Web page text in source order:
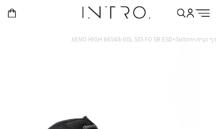
דף הבית>Sixton>
XENO HIGH 66548-00L S3S FO SR ESD